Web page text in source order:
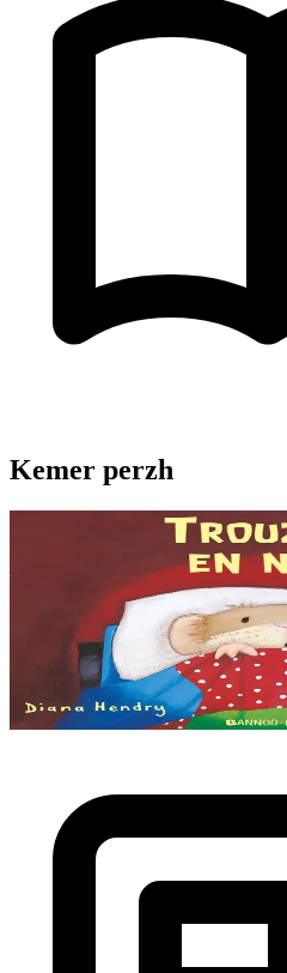
Kemer perzh
4 bloaz hag ouzhpenn
Trouzioù en noz
Ne c'hell ket kousket Babig
iskis a glev en noz-mañ. Petra zo o
stekiñ ouzh ar prenestr ?...
Stok diviet